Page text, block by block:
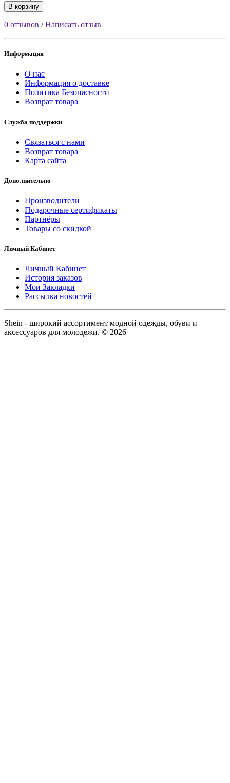
В корзину
0 отзывов /Написать отзыв
Информация
О нас
Информация о доставке
Политика Безопасности
Возврат товара
Служба поддержки
Связаться с нами
Возврат товара
Карта сайта
Дополнительно
Производители
Подарочные сертификаты
Партнёры
Товары со скидкой
Личный Кабинет
Личный Кабинет
История заказов
Мои Закладки
Рассылка новостей
Shein - широкий ассортимент модной одежды, обуви и
аксессуаров для молодежи. © 2026